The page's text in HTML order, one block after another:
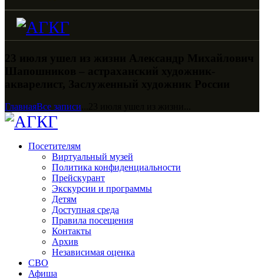
ГлавнаяВсе записи
Посетителям
Виртуальный музей
Политика конфиденциальности
Прейскурант
Экскурсии и программы
Детям
Доступная среда
Правила посещения
Контакты
Архив
Независимая оценка
СВО
Афиша